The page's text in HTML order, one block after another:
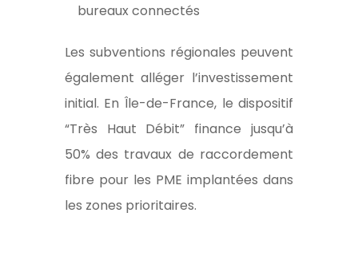
bureaux connectés
Les subventions régionales peuvent
également alléger l’investissement
initial. En Île-de-France, le dispositif
“Très Haut Débit” finance jusqu’à
50% des travaux de raccordement
fibre pour les PME implantées dans
les zones prioritaires.